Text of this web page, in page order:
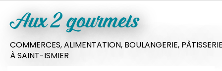
Aux 2 gourmets
COMMERCES,ALIMENTATION, BOULANGERIE,
À SAINT-ISMIER